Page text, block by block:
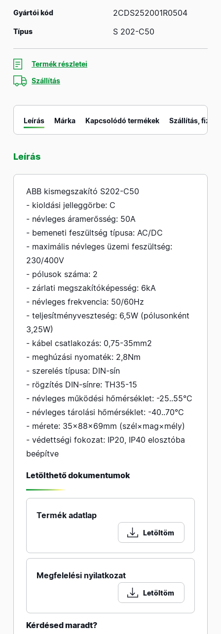
Gyártói kód 2CDS252001R0504
Típus S 202-C50
Termék részletei
Szállítás
Leírás Márka Kapcsolódó termékek Szállítás,
Leírás
ABB kismegszakító S202-C50
- kioldási jelleggörbe: C
- névleges áramerősség: 50A
- bemeneti feszültség típusa: AC/DC
- maximális névleges üzemi feszültség:
230/400V
- pólusok száma: 2
- zárlati megszakítóképesség: 6kA
- névleges frekvencia: 50/60Hz
- teljesítményveszteség: 6,5W (pólusonként
3,25W)
- kábel csatlakozás: 0,75-35mm2
- meghúzási nyomaték: 2,8Nm
- szerelés típusa: DIN-sín
- rögzítés DIN-sínre: TH35-15
- névleges működési hőmérséklet: -25..55°C
- névleges tárolási hőmérséklet: -40..70°C
- mérete: 35×88×69mm (szél×mag×mély)
- védettségi fokozat: IP20, IP40 elosztóba
beépítve
Letölthető dokumentumok
Termék adatlap
Letöltöm
Megfelelési nyilatkozat
Letöltöm
Kérdésed maradt?